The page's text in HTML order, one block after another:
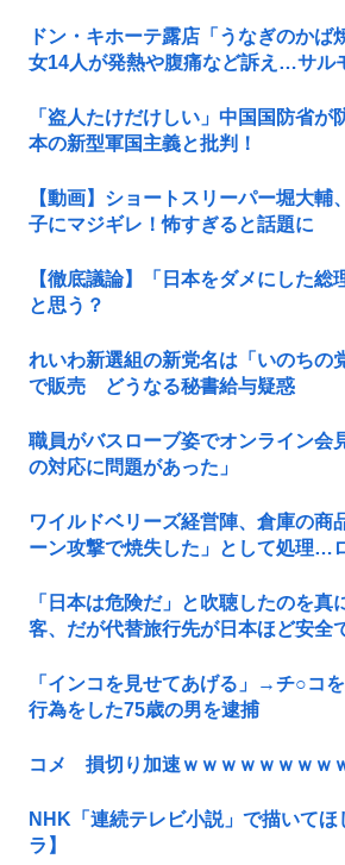
ドン・キホーテ露店「うなぎのか
女14人が発熱や腹痛など訴え…サル
「盗人たけだけしい」中国国防省
本の新型軍国主義と批判！
【動画】ショートスリーパー堀大輔
子にマジギレ！怖すぎると話題に
【徹底議論】「日本をダメにした
と思う？
れいわ新選組の新党名は「いのち
で販売 どうなる秘書給与疑惑
職員がバスローブ姿でオンライン
の対応に問題があった」
ワイルドベリーズ経営陣、倉庫の商
ーン攻撃で焼失した」として処理…
「日本は危険だ」と吹聴したのを真
客、だが代替旅行先が日本ほど安全
「インコを見せてあげる」→チ○コ
行為をした75歳の男を逮捕
コメ 損切り加速ｗｗｗｗｗｗｗｗ
NHK「連続テレビ小説」で描いてほ
ラ】